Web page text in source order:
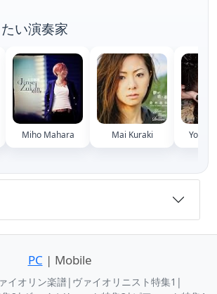
い演奏家
Miho Mahara Mai Kuraki
PC | Mobile
イオリン楽譜| ヴァイオリニスト特集1 |